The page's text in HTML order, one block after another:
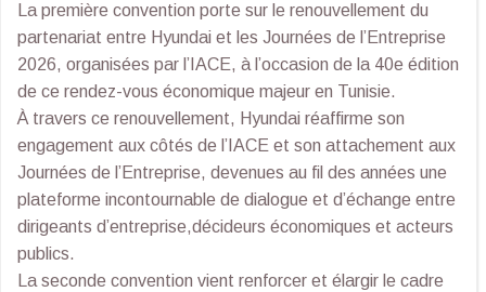
La première convention porte sur le renouvellement du
partenariat entre Hyundai et les Journées de l’Entreprise
2026, organisées par l’IACE, à l’occasion de la 40e édition
de ce rendez-vous économique majeur en Tunisie.
À travers ce renouvellement, Hyundai réaffirme son
engagement aux côtés de l’IACE et son attachement aux
Journées de l’Entreprise, devenues au fil des années une
plateforme incontournable de dialogue et d’échange entre
dirigeants d’entreprise,décideurs économiques et acteurs
publics.
La seconde convention vient renforcer et élargir le cadre